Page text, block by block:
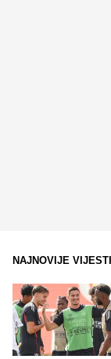
NAJNOVIJE VIJESTI